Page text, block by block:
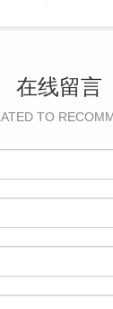
在线留言
TO